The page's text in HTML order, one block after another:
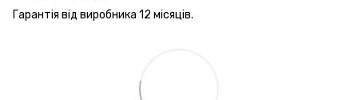
Гарантія від виробника 12 місяців.